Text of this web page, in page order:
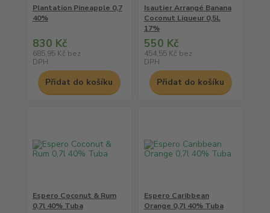
Plantation Pineapple 0,7
40%
830 Kč
685,95 Kč bez
DPH
Přidat do košíku
Isautier Arrangé Banana
Coconut Liqueur 0,5L
17%
550 Kč
454,55 Kč bez
DPH
Přidat do košíku
Espero Coconut & Rum
0,7l 40% Tuba
Espero Caribbean
Orange 0,7l 40% Tuba